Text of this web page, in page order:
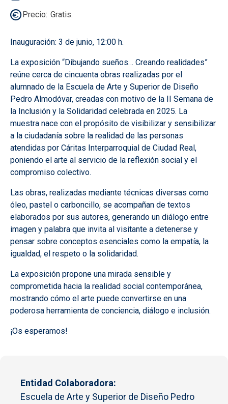
Precio Gratis.
Inauguración: 3 de junio, 12:00 h.
La exposición “Dibujando sueños… Creando realidades”
reúne cerca de cincuenta obras realizadas por el
alumnado de la Escuela de Arte y Superior de Diseño
Pedro Almodóvar, creadas con motivo de la II Semana de
la Inclusión y la Solidaridad celebrada en 2025. La
muestra nace con el propósito de visibilizar y sensibilizar
a la ciudadanía sobre la realidad de las personas
atendidas por Cáritas Interparroquial de Ciudad Real,
poniendo el arte al servicio de la reflexión social y el
compromiso colectivo.
Las obras, realizadas mediante técnicas diversas como
óleo, pastel o carboncillo, se acompañan de textos
elaborados por sus autores, generando un diálogo entre
imagen y palabra que invita al visitante a detenerse y
pensar sobre conceptos esenciales como la empatía, la
igualdad, el respeto o la solidaridad.
La exposición propone una mirada sensible y
comprometida hacia la realidad social contemporánea,
mostrando cómo el arte puede convertirse en una
poderosa herramienta de conciencia, diálogo e inclusión.
¡Os esperamos!
Entidad Colaboradora
Escuela de Arte y Superior de Diseño Pedro